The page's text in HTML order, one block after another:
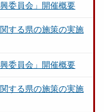
委員会」開催概要
する県の施策の実施
委員会」開催概要
する県の施策の実施